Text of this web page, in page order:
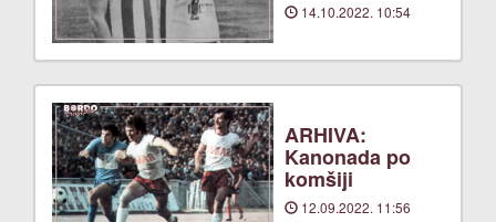
14.10.2022. 10:54
ARHIVA:
Kanonada po
komšiji
12.09.2022. 11:56